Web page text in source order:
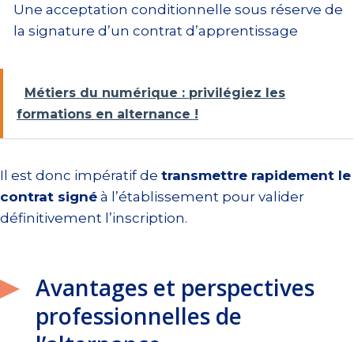
Une acceptation conditionnelle sous réserve de
la signature d’un contrat d’apprentissage
Métiers du numérique : privilégiez les
formations en alternance !
Il est donc impératif de transmettre rapidement le
contrat signé à l’établissement pour valider
définitivement l’inscription.
Avantages et perspectives
professionnelles de